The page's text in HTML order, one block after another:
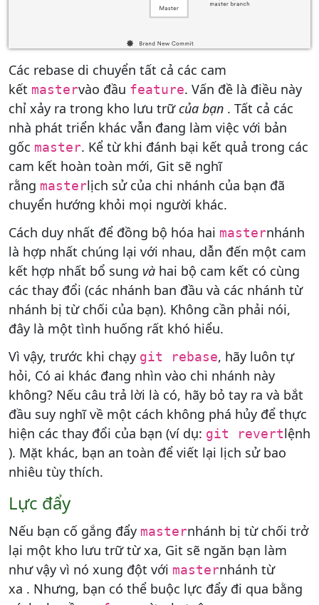
Các rebase di chuyển tất cả các cam
kết mastervào đầu feature. Vấn đề là điều này
chỉ xảy ra trong kho lưu trữcủa bạn . Tất cả các
nhà phát triển khác vẫn đang làm việc với bản
gốc master. Kể từ khi đánh bại kết quả trong các
cam kết hoàn toàn mới, Git sẽ nghĩ
rằng masterlịch sử của chi nhánh của bạn đã
chuyển hướng khỏi mọi người khác.
Cách duy nhất để đồng bộ hóa hai masternhánh
là hợp nhất chúng lại với nhau, dẫn đến một cam
kết hợp nhất bổ sung và hai bộ cam kết có cùng
các thay đổi (các nhánh ban đầu và các nhánh từ
nhánh bị từ chối của bạn). Không cần phải nói,
đây là một tình huống rất khó hiểu.
Vì vậy, trước khi chạy git rebase, hãy luôn tự
hỏi, Có ai khác đang nhìn vào chi nhánh này
không? Nếu câu trả lời là có, hãy bỏ tay ra và bắt
đầu suy nghĩ về một cách không phá hủy để thực
hiện các thay đổi của bạn (ví dụ: git revertlệnh
). Mặt khác, bạn an toàn để viết lại lịch sử bao
nhiêu tùy thích.
Lực đẩy
Nếu bạn cố gắng đẩy masternhánh bị từ chối trở
lại một kho lưu trữ từ xa, Git sẽ ngăn bạn làm
như vậy vì nó xung đột với masternhánh từ
xa . Nhưng, bạn có thể buộc lực đẩy đi qua bằng